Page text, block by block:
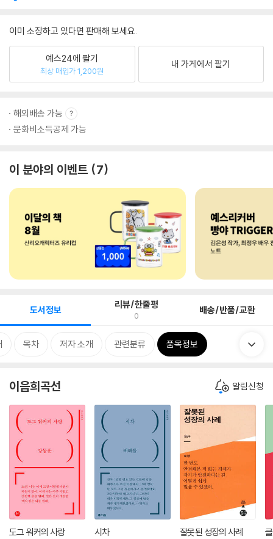
이미 소장하고 있다면 판매해 보세요.
예스24에 팔기
최상 매입가 1,200원
내 가게에서 팔기
해외배송 가능
문화비소득공제 가능
이 분야의 이벤트 7
도서정보 리뷰/한줄평
0 배송/반품/교환
목차 저자 소개 관련분류 품목정보
이음희곡선 알림신청
도그 워커의 사랑 시차 잘못된 성장의 사례